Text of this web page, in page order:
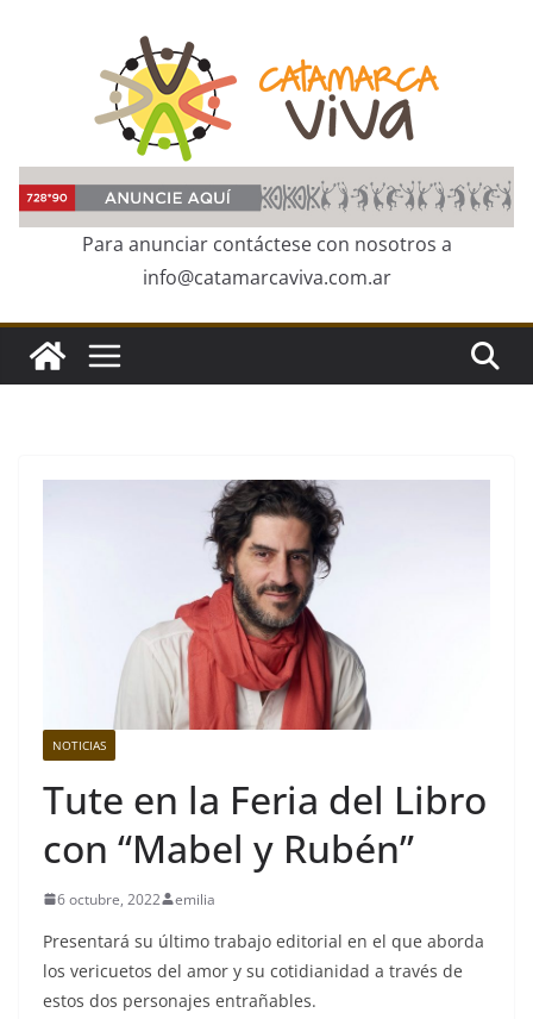
Para anunciar contáctese con nosotros a
info@catamarcaviva.com.ar
NOTICIAS
Tute en la Feria del Libro
con “Mabel y Rubén”
6 octubre, 2022 emilia
Presentará su último trabajo editorial en el que aborda
los vericuetos del amor y su cotidianidad a través de
estos dos personajes entrañables.